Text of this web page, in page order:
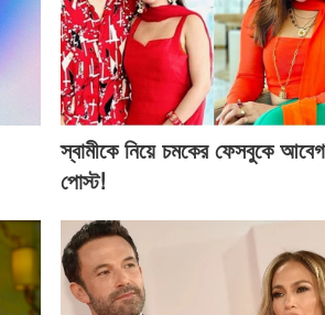
স্বামীকে নিয়ে চমকের ফেসবুকে
পোস্ট!